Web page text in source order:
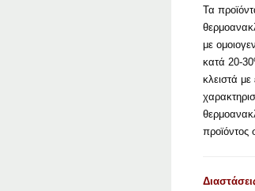
Τα
με
κατά 20-
κλειστά
προϊόντος